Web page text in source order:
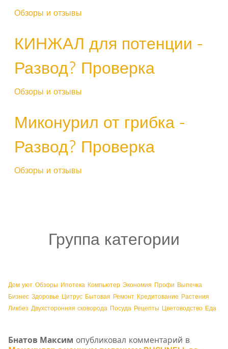
Обзоры и отзывы
КИНЖАЛ для потенции -
Развод? Проверка
Обзоры и отзывы
Миконурил от грибка -
Развод? Проверка
Обзоры и отзывы
Группа категории
Дом уют Обзоры Ипотека Компьютер Экономия Профи Выпечка
Бизнес Здоровье Цитрус Бытовая Ремонт Кредитование Растения
Ликбез Двухсторонняя сковорода Посуда Рецепты Цветоводство Еда
Бнатов Максим опубликовал комментарий в